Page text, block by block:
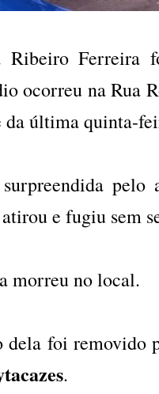
Ribeiro Ferreira
ocorreu na Rua
da última quinta-
pelo
e fugiu sem
morreu no local.
dela foi removido
.